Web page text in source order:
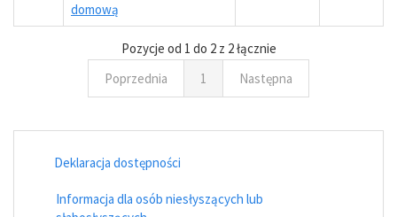
domową
Pozycje od 1 do 2 z 2 łącznie
Poprzednia
1 Następna
Deklaracja dostępności
Informacja dla osób niesłyszących lub